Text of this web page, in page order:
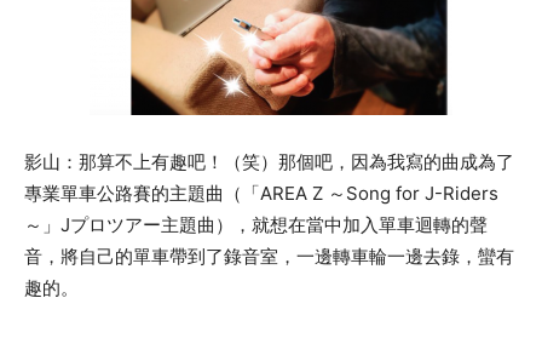
影山：那算不上有趣吧！（笑） 那個吧，因為我寫的曲成為了
專業單車公路賽的主題曲（「AREA Z ～Song for J-Riders
～」Jプロツアー主題曲），就想在當中加入單車迴轉的聲
音，將自己的單車帶到了錄音室，一邊轉車輪一邊去錄，蠻有
趣的。